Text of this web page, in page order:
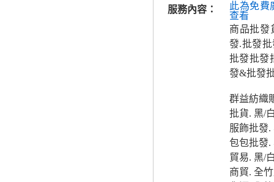
服務內容：
此為免費
查看
商品批發
發.批發
批發批發
發&批發
群益紡織
批貨. 黑/
服飾批發.
包包批發.
貿易. 黑/
商貿. 全